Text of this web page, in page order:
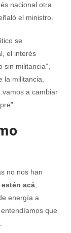
nacional otra
el ministro.
se
el interés
sin militancia”,
la militancia,
a cambiar
no nos han
acá
energía a
que